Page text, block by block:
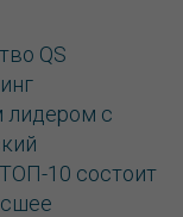
QS
лидером с
10 состоит